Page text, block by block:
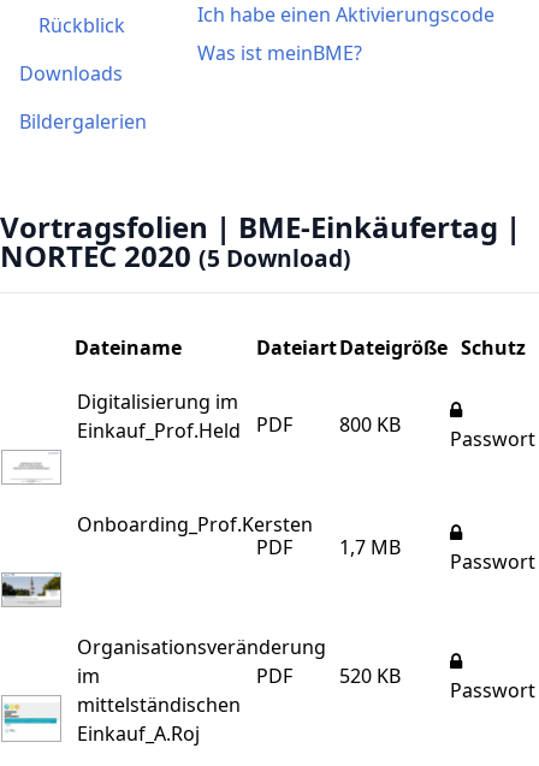
Ich habe einen Aktivierungscode
Was ist meinBME?
Rückblick
Downloads
Bildergalerien
Vortragsfolien | BME-Einkäufertag |
NORTEC 2020 (5 Download)
Dateiname DateiartDateigröße Schutz
Digitalisierung im
Einkauf_Prof.Held
PDF 800 KB
Passwort
Onboarding_Prof.Kersten
PDF
1,7 MB
Passwort
Organisationsveränderung
im
mittelständischen
Einkauf_A.Roj
PDF 520 KB
Passwort